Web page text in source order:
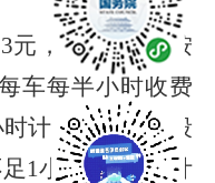
3元，不足1小时按
车每半小时收费
计费；夜间时段
1小时按1小时计